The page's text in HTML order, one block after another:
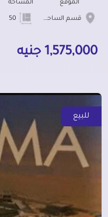
الموقع
قسم الساحل الشمالى
المساحة
1,575,000 جنيه
للبيع